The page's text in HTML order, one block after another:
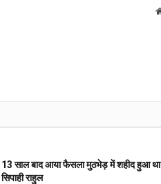
13 साल बाद आया फैसला मुठभेड़ में शहीद हुआ था
सिपाही राहुल